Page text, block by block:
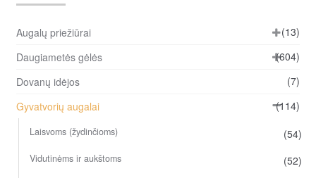
Augalų priežiūrai
(13)
Daugiametės gėlės
(604)
Dovanų idėjos
(7)
Gyvatvorių augalai
(114)
Laisvoms (žydinčioms) (54)
Vidutinėms ir aukštoms (52)